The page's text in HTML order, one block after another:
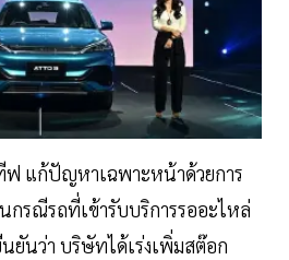
ทีฟ แก้ปัญหาเฉพาะหน้าด้วยการ
รณีรถที่เข้ารับบริการรออะไหล่
ยันว่า บริษัทได้เร่งเพิ่มสต๊อก